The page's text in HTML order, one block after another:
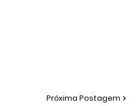
Próxima Postagem